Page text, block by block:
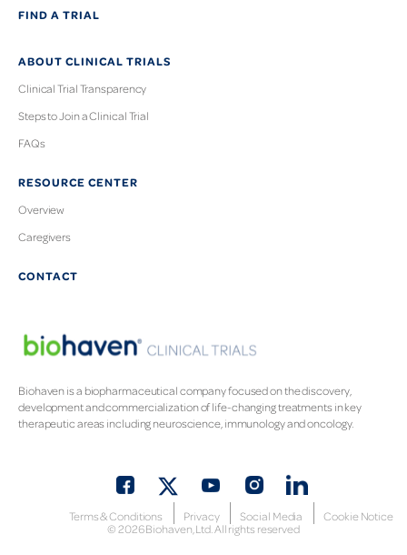
FIND A TRIAL
ABOUT CLINICAL TRIALS
Clinical Trial Transparency
Steps to Join a Clinical Trial
FAQs
RESOURCE CENTER
Overview
Caregivers
CONTACT
Biohaven is a biopharmaceutical company focused on the discovery,
development and commercialization of life-changing treatments in key
therapeutic areas including neuroscience, immunology and oncology.
Terms & Conditions Privacy Social Media
Cookie Notice
©2026Biohaven, Ltd. All rights reserved